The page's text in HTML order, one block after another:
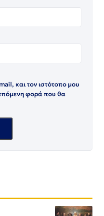
και τον ιστότοπο μου
φορά που θα